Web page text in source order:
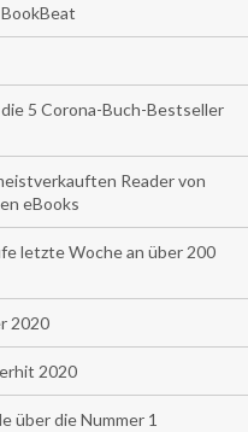
5 Corona-Buch-Bestseller
Reader von
eBooks
letzte Woche an über 200
2020
2020
über die Nummer 1